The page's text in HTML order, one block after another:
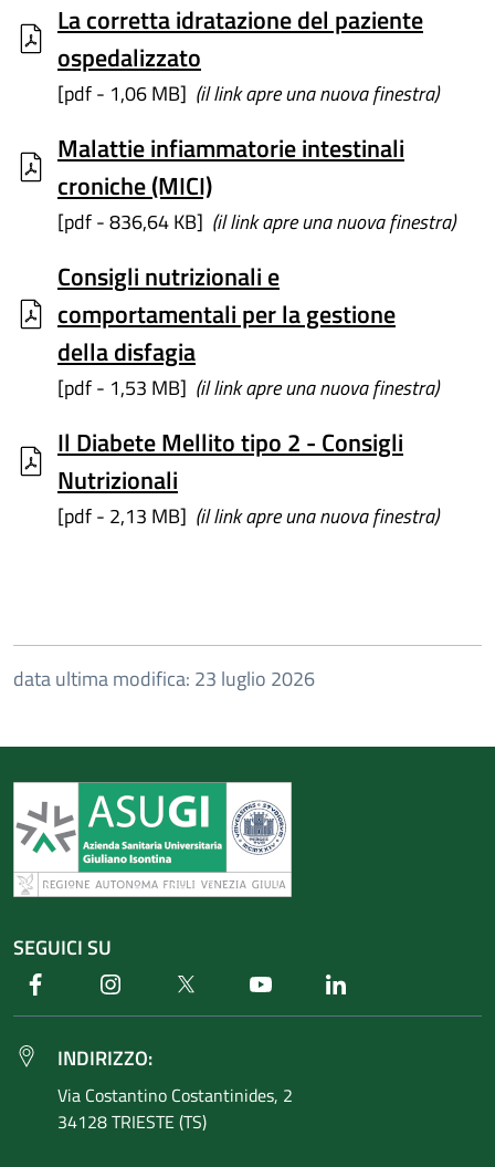
La corretta idratazione del paziente
ospedalizzato
[pdf - 1,06 MB] (il link apre una nuova finestra)
Malattie infiammatorie intestinali
croniche (MICI)
[pdf - 836,64 KB] (il link apre una nuova finestra)
Consigli nutrizionali e
comportamentali per la gestione
della disfagia
[pdf - 1,53 MB] (il link apre una nuova finestra)
Il Diabete Mellito tipo 2 - Consigli
Nutrizionali
[pdf - 2,13 MB] (il link apre una nuova finestra)
data ultima modifica: 23 luglio 2026
SEGUICI SU
Facebook Instagram Twitter Youtube
INDIRIZZO:
Via Costantino Costantinides, 2
34128 TRIESTE (TS)